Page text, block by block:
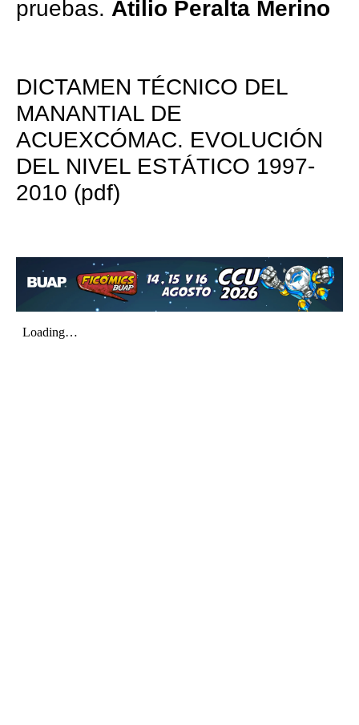
pruebas. Atilio Peralta Merino
DICTAMEN TÉCNICO DEL
MANANTIAL DE
ACUEXCÓMAC. EVOLUCIÓN
DEL NIVEL ESTÁTICO 1997-
2010 (pdf)